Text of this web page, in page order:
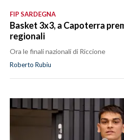
FIP SARDEGNA
Basket 3x3, a Capoterra
regionali
Ora le finali nazionali di Riccione
Roberto Rubiu